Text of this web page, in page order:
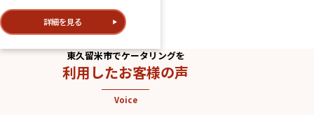
詳細を見る
東久留米市でケータリングを
利用したお客様の声
Voice